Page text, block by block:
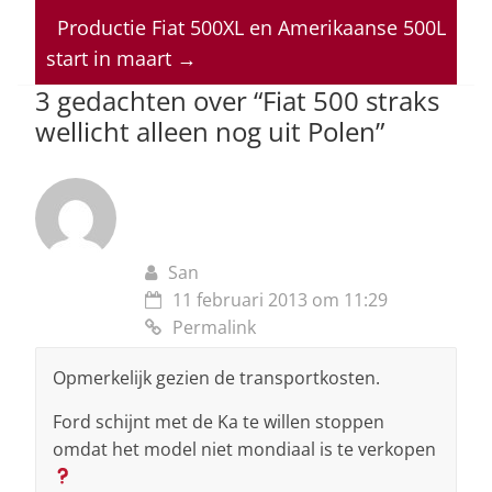
p
p
o
o
k
n s
Productie Fiat 500XL en Amerikaanse 500L
start in maart →
3 gedachten over “Fiat 500 straks
wellicht alleen nog uit Polen”
San
11 februari 2013 om 11:29
Permalink
Opmerkelijk gezien de transportkosten.
Ford schijnt met de Ka te willen stoppen
omdat het model niet mondiaal is te verkopen